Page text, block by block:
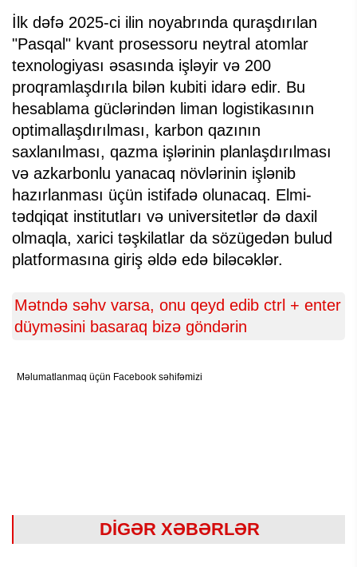
İlk dəfə 2025-ci ilin noyabrında quraşdırılan
"Pasqal" kvant prosessoru neytral atomlar
texnologiyası əsasında işləyir və 200
proqramlaşdırıla bilən kubiti idarə edir. Bu
hesablama güclərindən liman logistikasının
optimallaşdırılması, karbon qazının
saxlanılması, qazma işlərinin planlaşdırılması
və azkarbonlu yanacaq növlərinin işlənib
hazırlanması üçün istifadə olunacaq. Elmi-
tədqiqat institutları və universitetlər də daxil
olmaqla, xarici təşkilatlar da sözügedən bulud
platformasına giriş əldə edə biləcəklər.
Mətndə səhv varsa, onu qeyd edib ctrl + enter
düyməsini basaraq bizə göndərin
Məlumatlanmaq üçün Facebook səhifəmizi
DİGƏR XƏBƏRLƏR